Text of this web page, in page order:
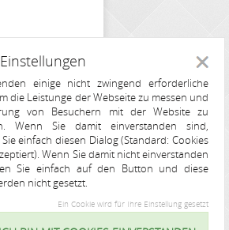
Kontakt
einige nicht zwingend erforderliche
die Leistunge der Webseite zu messen und
von Besuchern mit der Website zu
Wenn Sie damit einverstanden sind,
einfach diesen Dialog (Standard: Cookies
Wenn Sie damit nicht einverstanden
Sie einfach auf den Button und diese
nicht gesetzt.
Ein Cookie wird für Ihre Einstellung gesetzt